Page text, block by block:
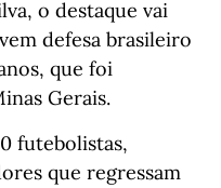
o destaque vai
defesa brasileiro
que foi
Gerais.
futebolistas,
que regressam